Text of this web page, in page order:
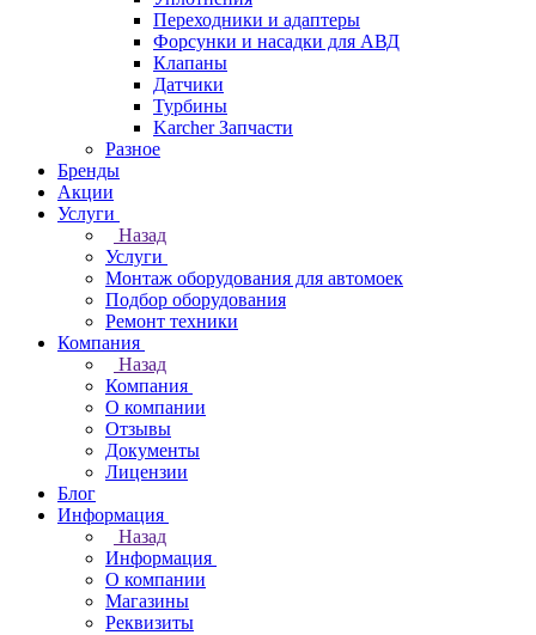
Переходники и адаптеры
Форсунки и насадки для АВД
Клапаны
Датчики
Турбины
Karcher Запчасти
Разное
Бренды
Акции
Услуги
Назад
Услуги
Монтаж оборудования для автомоек
Подбор оборудования
Ремонт техники
Компания
Назад
Компания
О компании
Отзывы
Документы
Лицензии
Блог
Информация
Назад
Информация
О компании
Магазины
Реквизиты